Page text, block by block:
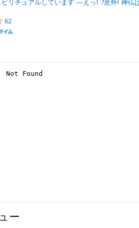
リチュアルしています ―えっ! ?意外! 神仏
62
ー